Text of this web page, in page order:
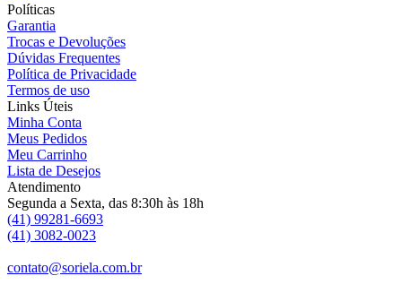
Políticas
Garantia
Trocas e Devoluções
Dúvidas Frequentes
Política de Privacidade
Termos de uso
Links Úteis
Minha Conta
Meus Pedidos
Meu Carrinho
Lista de Desejos
Atendimento
Segunda a Sexta, das 8:30h às 18h
(41) 99281-6693
(41) 3082-0023
contato@soriela.com.br